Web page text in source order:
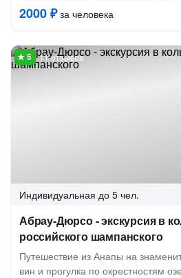
2000 ₽за человека
11 отзывов
Индивидуальная до 5 чел.
Абрау-Дюрсо - экскурсия в
российского шампанского
Путешествие из Анапы на
вин и прогулка по окрестностям